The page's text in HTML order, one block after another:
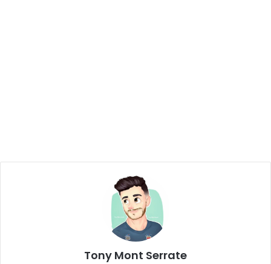
Tony Mont Serrate